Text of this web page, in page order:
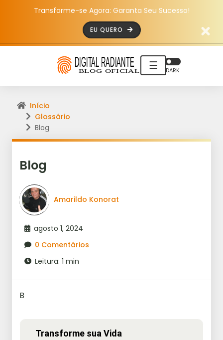
Transforme-se Agora: Garanta Seu Sucesso!
EU QUERO
☰ DARK
Início
Glossário
Blog
Blog
Amarildo Konorat
agosto 1, 2024
0 Comentários
Leitura: 1 min
B
Transforme sua Vida